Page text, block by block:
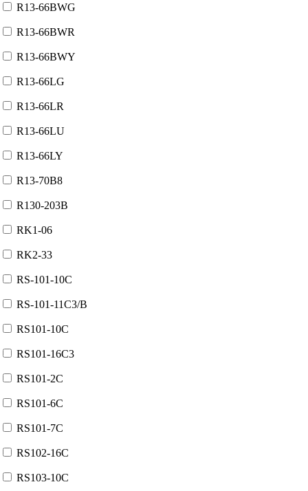
R13-66BWG
R13-66BWR
R13-66BWY
R13-66LG
R13-66LR
R13-66LU
R13-66LY
R13-70B8
R130-203B
RK1-06
RK2-33
RS-101-10C
RS-101-11C3/B
RS101-10C
RS101-16C3
RS101-2C
RS101-6C
RS101-7C
RS102-16C
RS103-10C